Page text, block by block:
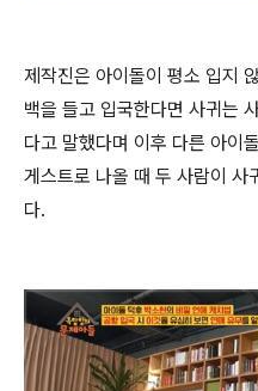
제작진은 아이돌이 평소 입지
백을 들고 입국한다면 사귀는
다고 말했다며 이후 다른 아이
게스트로 나올 때 두 사람이 사
다.